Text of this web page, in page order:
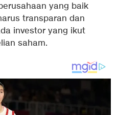
yang baik
transparan dan
investor yang ikut
saham.